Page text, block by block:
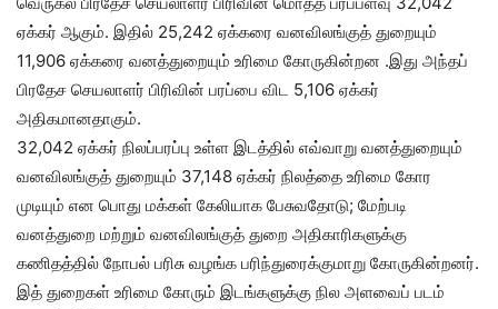
ஏக்கர் ஆகும். இதில் 25,242 ஏக்கரை வனவிலங்குத் துறையும்
11,906 ஏக்கரை வனத்துறையும் உரிமை கோருகின்றன .இது அந்தப்
பிரதேச செயலாளர் பிரிவின் பரப்பை விட 5,106 ஏக்கர்
அதிகமானதாகும்.
32,042 ஏக்கர் நிலப்பரப்பு உள்ள இடத்தில் எவ்வாறு வனத்துறையும்
வனவிலங்குத் துறையும் 37,148 ஏக்கர் நிலத்தை உரிமை கோர
முடியும் என பொது மக்கள் கேலியாக பேசுவதோடு; மேற்படி
வனத்துறை மற்றும் வனவிலங்குத் துறை அதிகாரிகளுக்கு
கணிதத்தில் நோபல் பரிசு வழங்க பரிந்துரைக்குமாறு கோருகின்றனர்.
இத் துறைகள் உரிமை கோரும் இடங்களுக்கு நில அளவைப் படம்